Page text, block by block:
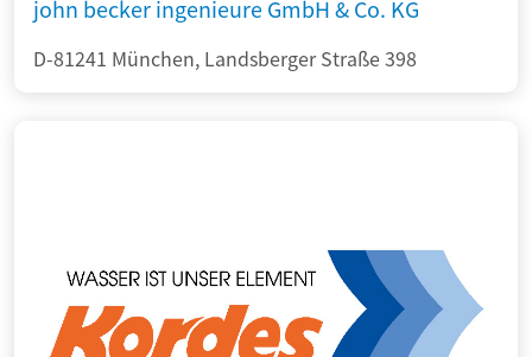
john becker ingenieure GmbH & Co. KG
D-81241 München, Landsberger Straße 398